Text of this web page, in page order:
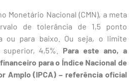
Monetário Nacional (CMN), a meta
de tolerância de 1,5 ponto
ou para baixo. Ou seja, o limite
4,5%. Para este ano, a
para o Índice Nacional de
Amplo (IPCA) – referência oficial